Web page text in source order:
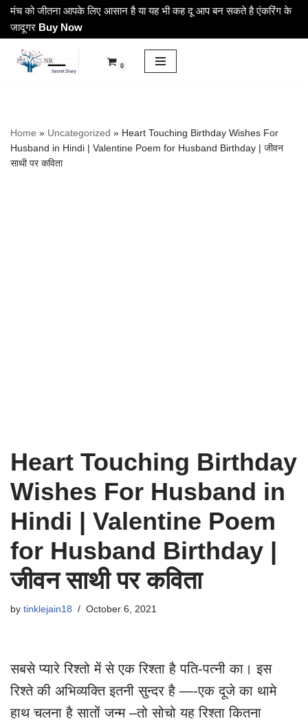
Skip
content
मंच को जीतना आपके लिए आसान है या यह भी कह दू आप बन सकते है एंकरिंग के
जादूगर Buy Now
0
Home » Uncategorized » Heart Touching Birthday Wishes For
Husband in Hindi | Valentine Poem for Husband Birthday | जीवन
साथी पर कविता
Heart Touching Birthday
Wishes For Husband in
Hindi | Valentine Poem
for Husband Birthday |
जीवन साथी पर कविता
by tinklejain18 October 6, 2021
सबसे प्यारे रिश्तो में से एक रिश्ता है पति-पत्नी का। इस
रिश्ते की अभिव्यक्ति इतनी सुन्दर है —-एक दूजे का थामे
हाथ चलना है सातों जन्म –तो सोचो यह रिश्ता कितना